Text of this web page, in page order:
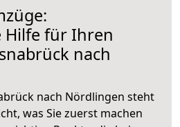
Hilfe für Ihren
nach
nach Nördlingen steht
was Sie zuerst machen